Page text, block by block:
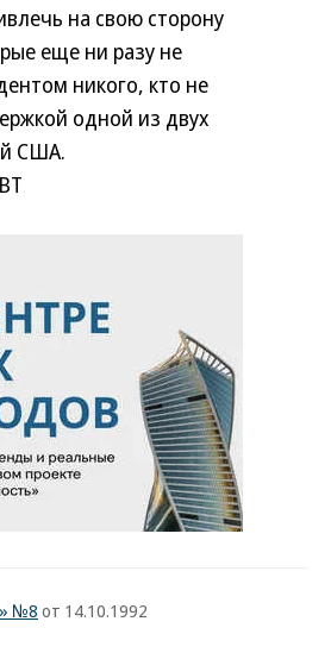
на свою сторону
еще ни разу не
никого, кто не
одной из двух
США.
№8 от 14.10.1992